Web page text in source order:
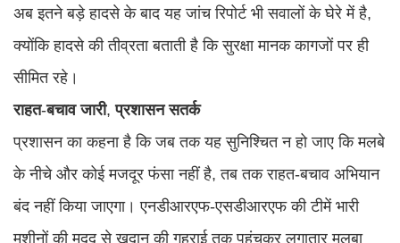
अब इतने बड़े हादसे के बाद यह जांच रिपोर्ट भी सवालों के घेरे में है,
क्योंकि हादसे की तीव्रता बताती है कि सुरक्षा मानक कागजों पर ही
सीमित रहे।
राहत-बचाव जारी,प्रशासन सतर्क
प्रशासन का कहना है कि जब तक यह सुनिश्चित न हो जाए कि मलबे
के नीचे और कोई मजदूर फंसा नहीं है, तब तक राहत-बचाव अभियान
बंद नहीं किया जाएगा। एनडीआरएफ-एसडीआरएफ की टीमें भारी
मशीनों की मदद से खदान की गहराई तक पहुंचकर लगातार मलबा